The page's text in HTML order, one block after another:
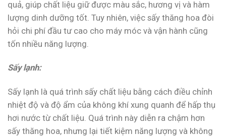
quả, giúp chất liệu giữ được màu sắc, hương vị và hàm
lượng dinh dưỡng tốt. Tuy nhiên, việc sấy thăng hoa đòi
hỏi chi phí đầu tư cao cho máy móc và vận hành cũng
tốn nhiều năng lượng.
Sấy lạnh:
Sấy lạnh là quá trình sấy chất liệu bằng cách điều chỉnh
nhiệt độ và độ ẩm của không khí xung quanh để hấp thụ
hơi nước từ chất liệu. Quá trình này diễn ra chậm hơn
sấy thăng hoa, nhưng lại tiết kiệm năng lượng và không